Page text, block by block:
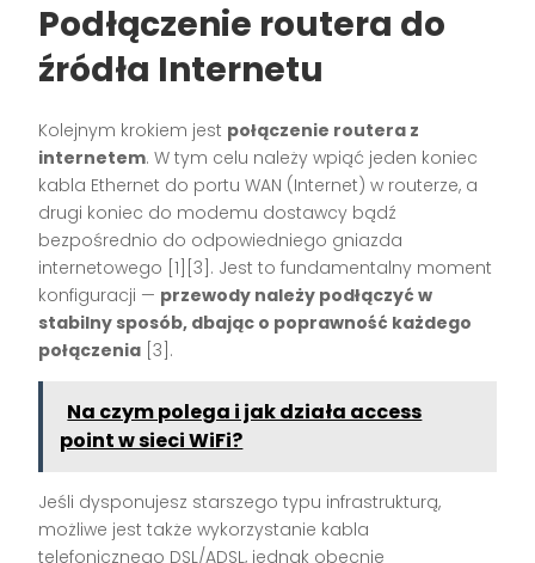
Podłączenie routera do
źródła Internetu
Kolejnym krokiem jest połączenie routera z
internetem. W tym celu należy wpiąć jeden koniec
kabla Ethernet do portu WAN (Internet) w routerze, a
drugi koniec do modemu dostawcy bądź
bezpośrednio do odpowiedniego gniazda
internetowego [1][3] . Jest to fundamentalny moment
konfiguracji — przewody należy podłączyć w
stabilny sposób, dbając o poprawność każdego
połączenia [3] .
Na czym polega i jak działa access
point w sieci WiFi?
Jeśli dysponujesz starszego typu infrastrukturą,
możliwe jest także wykorzystanie kabla
telefonicznego DSL/ADSL, jednak obecnie